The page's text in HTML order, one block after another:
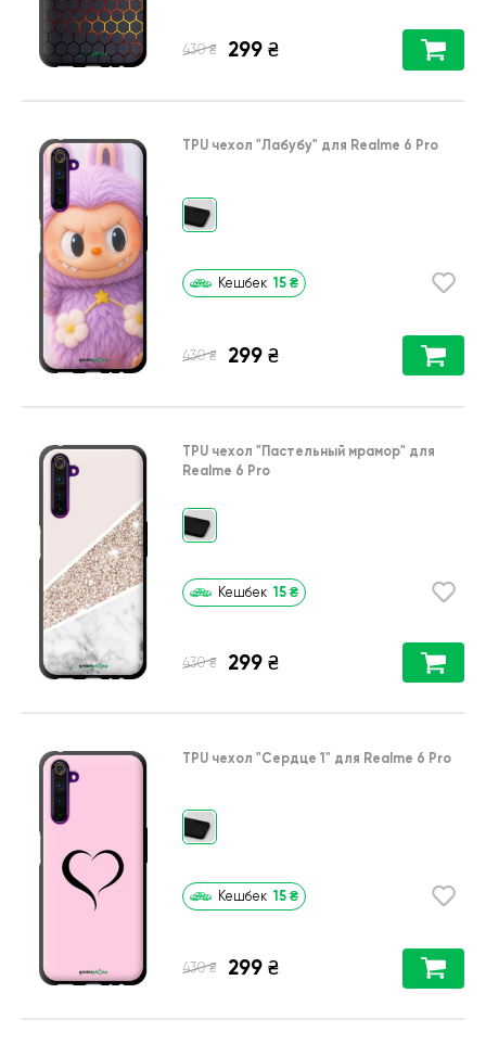
430 ₴ 299 ₴
TPU чехол "Лабубу" для Realme 6 Pro
Кешбек 15 ₴
430 ₴ 299 ₴
TPU чехол "Пастельный мрамор" для
Realme 6 Pro
Кешбек 15 ₴
430 ₴ 299 ₴
TPU чехол "Сердце 1" для Realme 6 Pro
Кешбек 15 ₴
430 ₴ 299 ₴